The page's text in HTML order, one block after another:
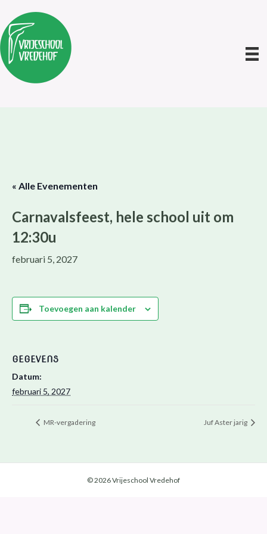
« Alle Evenementen
Carnavalsfeest, hele school uit om
12:30u
februari 5, 2027
Toevoegen aan kalender
GEGEVENS
Datum:
februari 5, 2027
MR-vergadering Juf Aster jarig
© 2026 Vrijeschool Vredehof